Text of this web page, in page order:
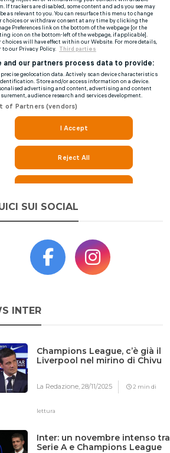
SUI SOCIAL
INTER
Champions League, c’è già il
Liverpool nel mirino di Chivu
La Redazione,28/11/2025 2 min di
lettura
Inter: un novembre intenso tra
Serie A e Champions League